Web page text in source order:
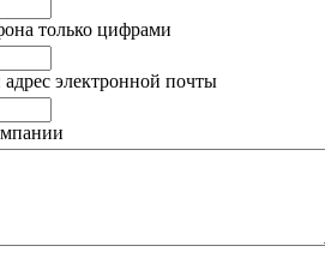
только цифрами
электронной почты